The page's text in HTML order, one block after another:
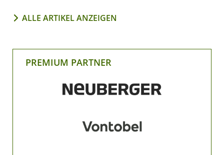
ALLE ARTIKEL ANZEIGEN
PREMIUM PARTNER